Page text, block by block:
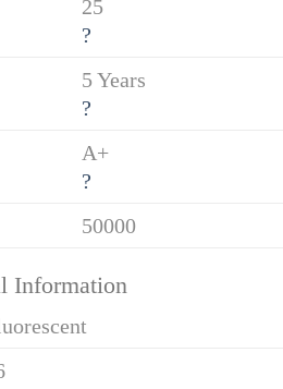
25
?
5 Years
?
A+
?
50000
Information